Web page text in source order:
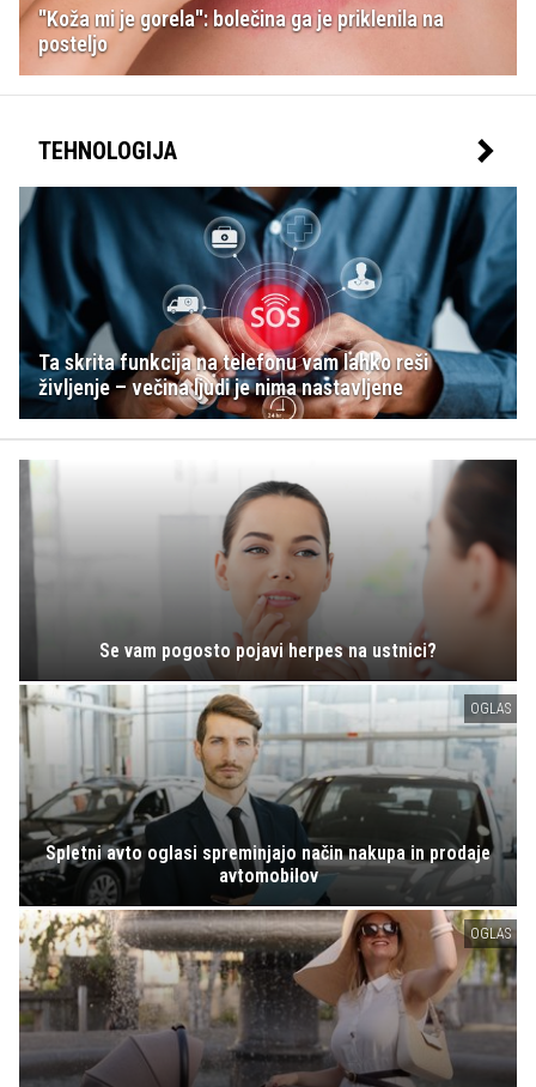
"Koža mi je gorela": bolečina ga je priklenila na
posteljo
TEHNOLOGIJA
Ta skrita funkcija na telefonu vam lahko reši
življenje – večina ljudi je nima nastavljene
Se vam pogosto pojavi herpes na ustnici?
OGLAS
Spletni avto oglasi spreminjajo način nakupa in prodaje
avtomobilov
OGLAS